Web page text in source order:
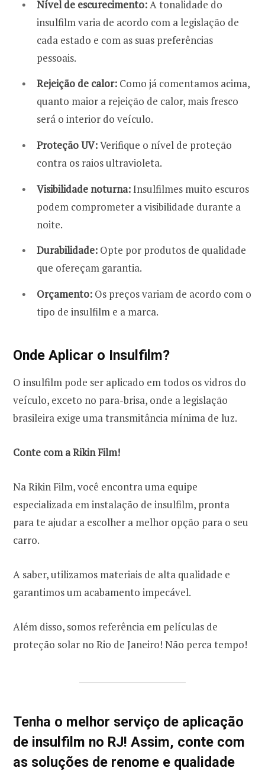
Nível de escurecimento:A tonalidade do
insulfilm varia de acordo com a legislação de
cada estado e com as suas preferências
pessoais.
Rejeição de calor: Como já comentamos acima,
quanto maior a rejeição de calor, mais fresco
será o interior do veículo.
Proteção UV:Verifique o nível de proteção
contra os raios ultravioleta.
Visibilidade noturna:Insulfilmes muito escuros
podem comprometer a visibilidade durante a
noite.
Durabilidade: Opte por produtos de qualidade
que ofereçam garantia.
Orçamento: Os preços variam de acordo com o
tipo de insulfilm e a marca.
Onde Aplicar o Insulfilm?
O insulfilm pode ser aplicado em todos os vidros do
veículo, exceto no para-brisa, onde a legislação
brasileira exige uma transmitância mínima de luz.
Conte com a Rikin Film!
Na Rikin Film, você encontra uma equipe
especializada em instalação de insulfilm, pronta
para te ajudar a escolher a melhor opção para o seu
carro.
A saber, utilizamos materiais de alta qualidade e
garantimos um acabamento impecável.
Além disso, somos referência em películas de
proteção solar no Rio de Janeiro! Não perca tempo!
Tenha o melhor serviço de aplicação
de insulfilm no RJ! Assim, conte com
as soluções de renome e qualidade